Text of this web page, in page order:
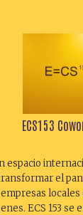
ECS153
espacio
el
ECS 153 se